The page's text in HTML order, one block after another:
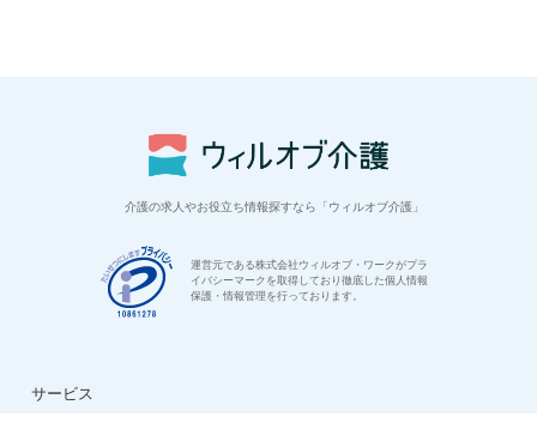
介護の求人やお役立ち情報探すなら「ウィルオブ介護」
運営元である株式会社ウィルオブ・ワークがプラ
イバシーマークを取得しており徹底した個人情報
保護・情報管理を行っております。
サービス